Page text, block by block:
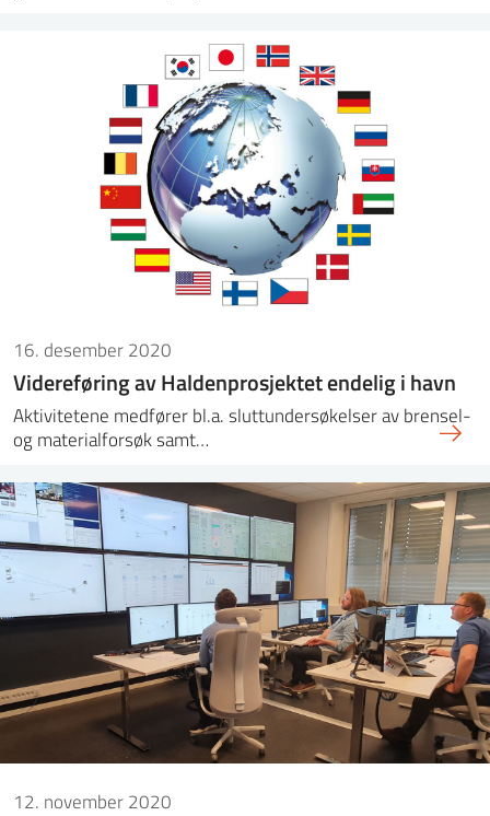
16. desember 2020
Videreføring av Haldenprosjektet endelig i havn
Aktivitetene medfører bl.a. sluttundersøkelser av brensel-
og materialforsøk samt…
12. november 2020